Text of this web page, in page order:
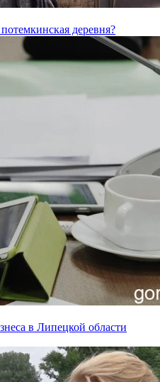
деревня?
в Липецкой области